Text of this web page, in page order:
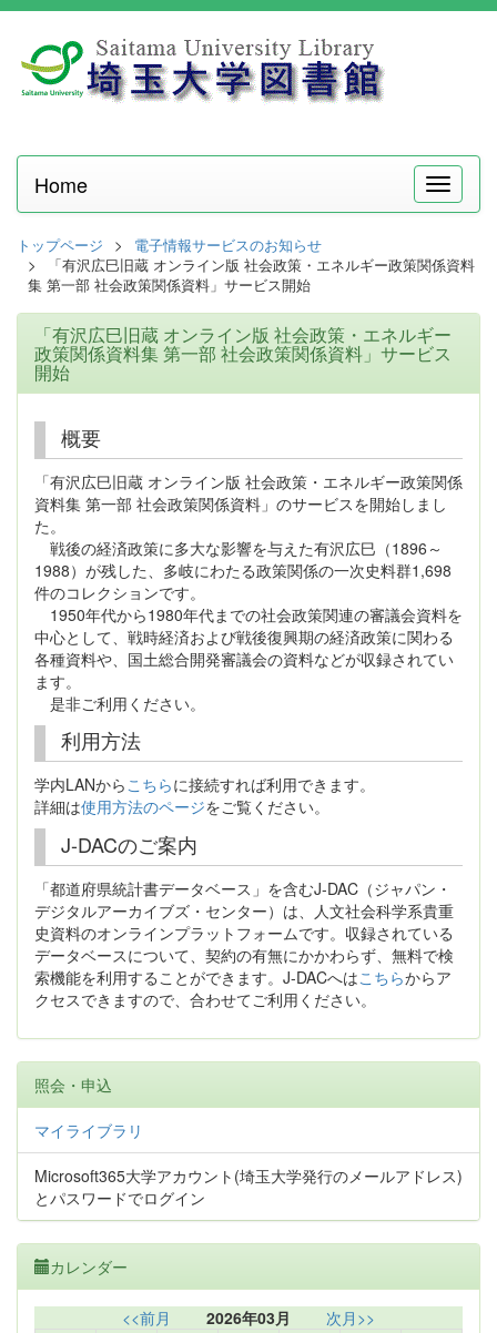
メ
ニ
ー
Home
トップページ
電子情報サービスのお知らせ
「有沢広巳旧蔵 オンライン版 社会政策・エネルギー政策関係資料
集 第一部 社会政策関係資料」サービス開始
「有沢広巳旧蔵 オンライン版 社会政策・エネルギー
政策関係資料集 第一部 社会政策関係資料」サービス
開始
概要
「有沢広巳旧蔵 オンライン版 社会政策・エネルギー政策関係
資料集 第一部 社会政策関係資料」のサービスを開始しまし
た。
戦後の経済政策に多大な影響を与えた有沢広巳（1896～
1988）が残した、多岐にわたる政策関係の一次史料群1,698
件のコレクションです。
1950年代から1980年代までの社会政策関連の審議会資料を
中心として、戦時経済および戦後復興期の経済政策に関わる
各種資料や、国土総合開発審議会の資料などが収録されてい
ます。
是非ご利用ください。
利用方法
学内LANからこちらに接続すれば利用できます。
詳細は使用方法のページをご覧ください。
J-DACのご案内
「都道府県統計書データベース」を含むJ-DAC（ジャパン・
デジタルアーカイブズ・センター）は、人文社会科学系貴重
史資料のオンラインプラットフォームです。収録されている
データベースについて、契約の有無にかかわらず、無料で検
索機能を利用することができます。J-DACへはこちらからア
クセスできますので、合わせてご利用ください。
照会・申込
マイライブラリ
Microsoft365大学アカウント(埼玉大学発行のメールアドレス)
とパスワードでログイン
カレンダー
<<前月 2026年03月
次月>>